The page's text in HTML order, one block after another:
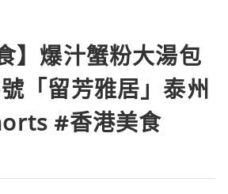
】爆汁蟹粉大湯包
「留芳雅居」泰州
#香港美食